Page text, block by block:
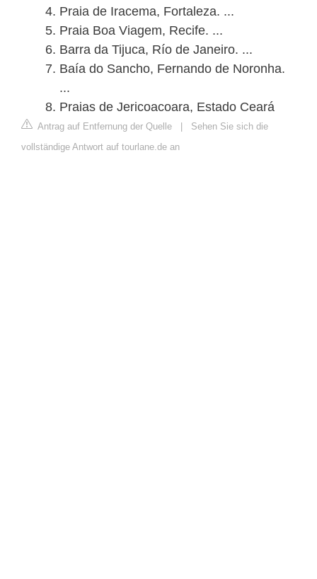
Praia de Iracema, Fortaleza. ...
Praia Boa Viagem, Recife. ...
Barra da Tijuca, Río de Janeiro. ...
Baía do Sancho, Fernando de Noronha.
...
Praias de Jericoacoara, Estado Ceará
Antrag auf Entfernung der Quelle | Sehen Sie sich die
vollständige Antwort auf tourlane.de an